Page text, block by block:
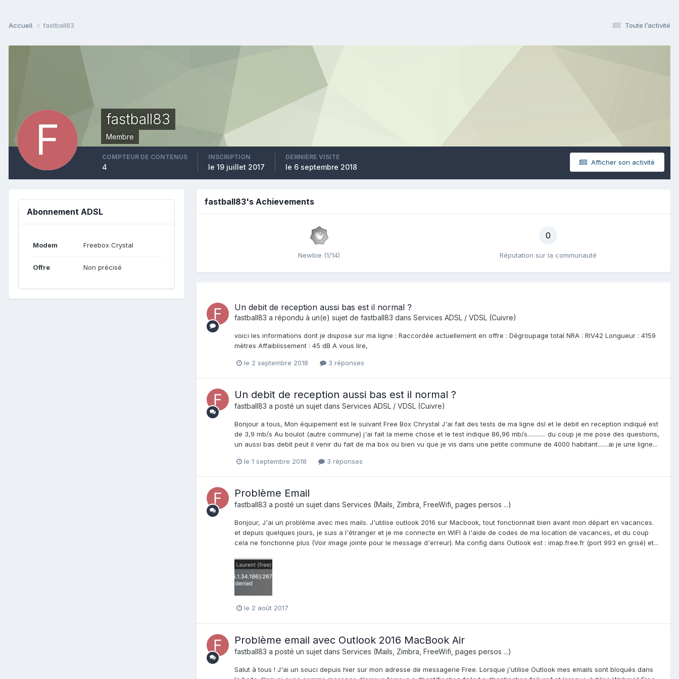
Toute l’activité
Accueil fastball83
fastball83
Membre
Afficher son activité
COMPTEUR DE CONTENUS
4
INSCRIPTION
le 19 juillet 2017
DERNIÈRE VISITE
le 6 septembre 2018
Abonnement ADSL
Modem Freebox Crystal
Offre Non précisé
fastball83's Achievements
Newbie (1/14)
0
Réputation sur la communauté
Un debit de reception aussi bas est il normal ?
fastball83 a répondu à un(e) sujet de fastball83 dans Services ADSL / VDSL (Cuivre)
voici les informations dont je dispose sur ma ligne : Raccordée actuellement en offre : Dégroupage total NRA : RIV42 Longueur : 4159
mètres Affaiblissement : 45 dB A vous lire,
le 2 septembre 2018 3 réponses
Un debit de reception aussi bas est il normal ?
fastball83 a posté un sujet dans Services ADSL / VDSL (Cuivre)
Bonjour a tous, Mon équipement est le suivant Free Box Chrystal J'ai fait des tests de ma ligne dsl et le debit en reception indiqué est
de 3,9 mb/s Au boulot (autre commune) j'ai fait la meme chose et le test indique 86,96 mb/s............ du coup je me pose des questions,
un aussi bas debit peut il venir du fait de ma box ou bien vu que je vis dans une petite commune de 4000 habitant.......ai je une ligne...
le 1 septembre 2018 3 réponses
Problème Email
fastball83 a posté un sujet dans Services (Mails, Zimbra, FreeWifi, pages persos ...)
Bonjour, J'ai un problème avec mes mails. J'utilise outlook 2016 sur Macbook, tout fonctionnait bien avant mon départ en vacances.
et depuis quelques jours, je suis a l'étranger et je me connecte en WIFI à l'aide de codes de ma location de vacances, et du coup
cela ne fonctionne plus (Voir image jointe pour le message d'erreur). Ma config dans Outlook est : imap.free.fr (port 993 en grisé) et...
le 2 août 2017
Problème email avec Outlook 2016 MacBook Air
fastball83 a posté un sujet dans Services (Mails, Zimbra, FreeWifi, pages persos ...)
Salut à tous ! J'ai un souci depuis hier sur mon adresse de messagerie Free. Lorsque j'utilise Outlook mes emails sont bloqués dans